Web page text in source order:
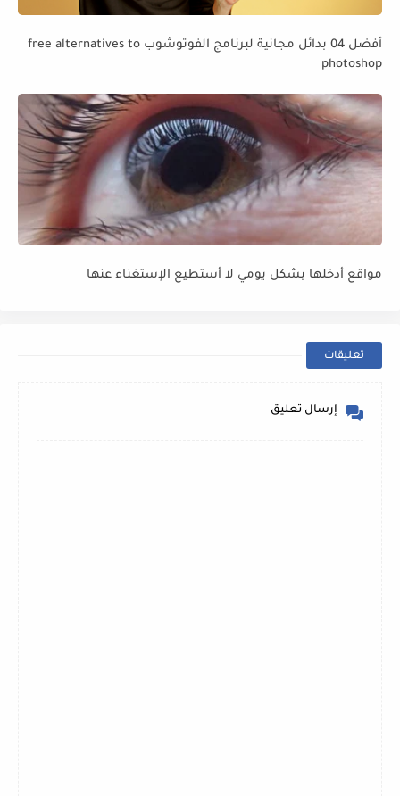
أفضل 04 بدائل مجانية لبرنامج الفوتوشوب free alternatives to
photoshop
مواقع أدخلها بشكل يومي لا أستطيع الإستغناء عنها
تعليقات
إرسال تعليق